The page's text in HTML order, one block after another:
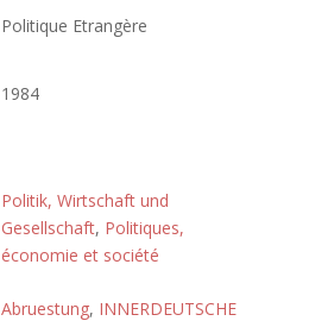
Politique Etrangère
1984
Politik, Wirtschaft und
Gesellschaft, Politiques,
économie et société
Abruestung, INNERDEUTSCHE